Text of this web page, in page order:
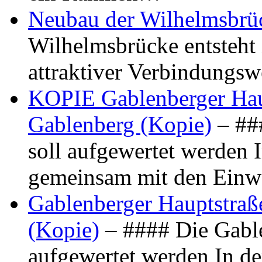
Neubau der
Wilhelmsbrücke
attraktiver
KOPIE Gablenberger
Gablenberg (Kopie) –
soll aufgewertet werden
gemeinsam mit den
Gablenberger
(Kopie) – #### Die
aufgewertet werden In